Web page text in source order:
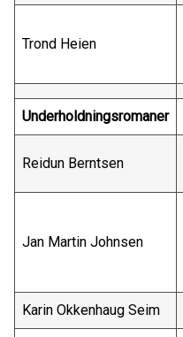
Trond Heien
Underholdningsromaner
Reidun Berntsen
Jan Martin Johnsen
Karin Okkenhaug Seim